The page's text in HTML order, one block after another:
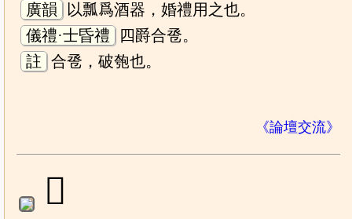
廣韻
以瓢爲酒器，婚禮用之也。
儀禮·士昏禮
四爵合卺。
註 合卺，破匏也。
《論壇交流》
𠩆